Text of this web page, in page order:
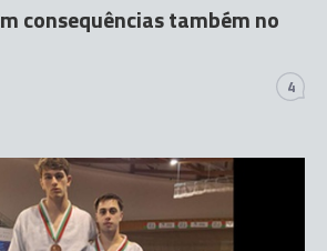
consequências também no
4